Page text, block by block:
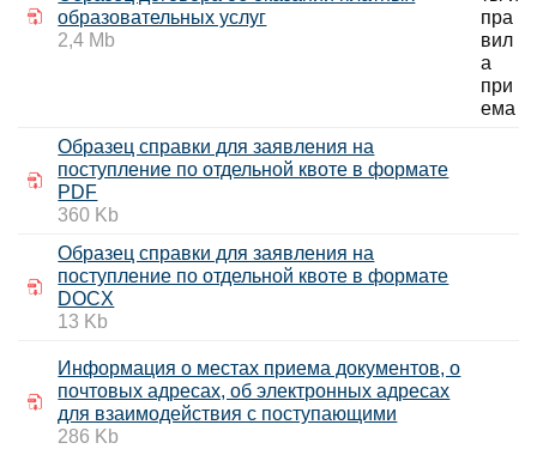
образовательных услуг
2,4 Mb
Образец справки для заявления на
поступление по отдельной квоте в формате
PDF
360 Kb
Образец справки для заявления на
поступление по отдельной квоте в формате
DOCX
13 Kb
Информация о местах приема документов, о
почтовых адресах, об электронных адресах
для взаимодействия с поступающими
286 Kb